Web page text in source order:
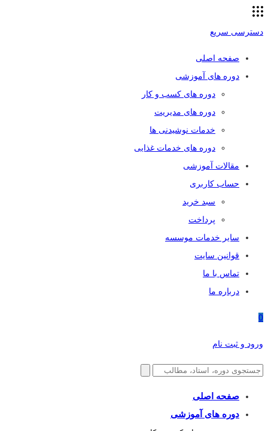
دسترسی سریع
صفحه اصلی
دوره های آموزشی
دوره های کسب و کار
دوره های مدیریت
خدمات نوشیدنی ها
دوره های خدمات غذایی
مقالات آموزشی
حساب کاربری
سبد خرید
پرداخت
سایر خدمات موسسه
قوانین سایت
تماس با ما
درباره ما
0
ورود و ثبت نام
صفحه اصلی
دوره های آموزشی